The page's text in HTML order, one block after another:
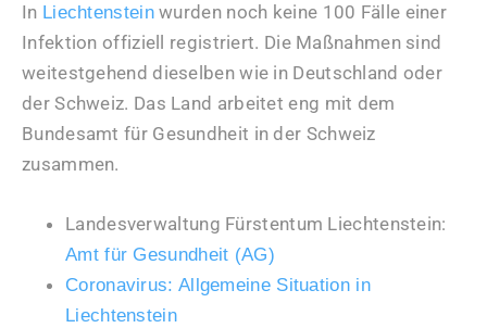
In Liechtensteinwurden noch keine 100 Fälle einer
Infektion offiziell registriert. Die Maßnahmen sind
weitestgehend dieselben wie in Deutschland oder
der Schweiz. Das Land arbeitet eng mit dem
Bundesamt für Gesundheit in der Schweiz
zusammen.
Landesverwaltung Fürstentum Liechtenstein:
Amt für Gesundheit (AG)
Coronavirus: Allgemeine Situation in
Liechtenstein